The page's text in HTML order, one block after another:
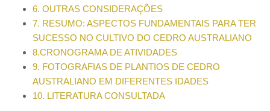
6. OUTRAS CONSIDERAÇÕES
7. RESUMO: ASPECTOS FUNDAMENTAIS PARA TER
SUCESSO NO CULTIVO DO CEDRO AUSTRALIANO
8.CRONOGRAMA DE ATIVIDADES
9. FOTOGRAFIAS DE PLANTIOS DE CEDRO
AUSTRALIANO EM DIFERENTES IDADES
10. LITERATURA CONSULTADA